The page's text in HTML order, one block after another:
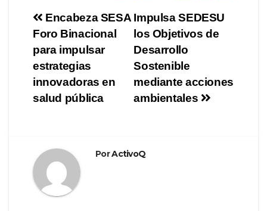
Navegación
de
entradas
Impulsa SEDESU
los Objetivos de
Desarrollo
Sostenible
mediante acciones
ambientales
Encabeza SESA
Foro Binacional
para impulsar
estrategias
innovadoras en
salud pública
PorActivoQ